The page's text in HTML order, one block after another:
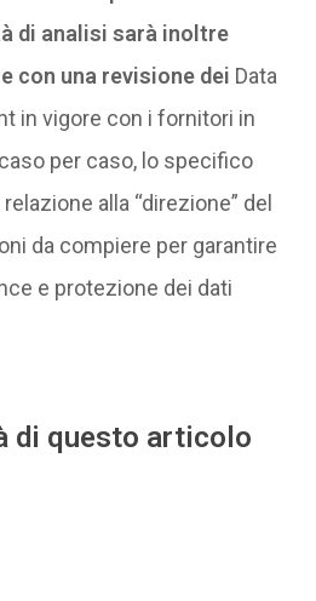
di analisi sarà inoltre
con una revisione dei Data
in vigore con i fornitori in
per caso, lo specifico
alla “direzione” del
da compiere per garantire
e protezione dei dati
di questo articolo